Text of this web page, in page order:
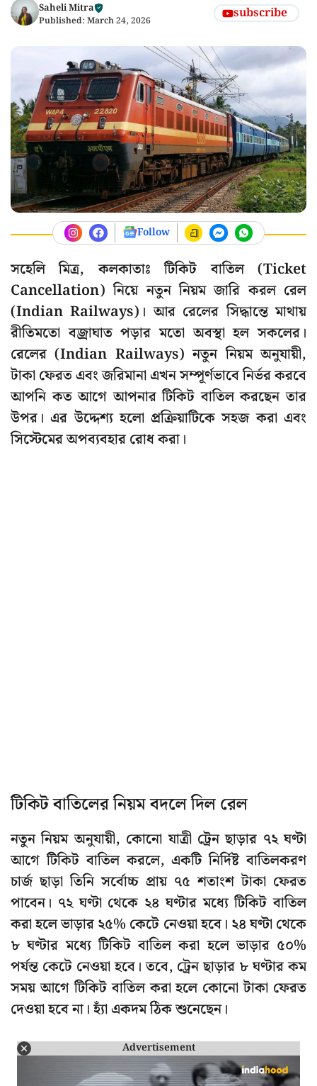
Saheli Mitra
Published: March 24, 2026 subscribe
Follow
সহেলি মিত্র, কলকাতাঃ টিকিট বাতিল (Ticket
Cancellation) নিয়ে নতুন নিয়ম জারি করল রেল
(Indian Railways)। আর রেলের সিদ্ধান্তে মাথায়
রীতিমতো বজ্রাঘাত পড়ার মতো অবস্থা হল সকলের।
রেলের (Indian Railways) নতুন নিয়ম অনুযায়ী,
টাকা ফেরত এবং জরিমানা এখন সম্পূর্ণভাবে নির্ভর করবে
আপনি কত আগে আপনার টিকিট বাতিল করছেন তার
উপর। এর উদ্দেশ্য হলো প্রক্রিয়াটিকে সহজ করা এবং
সিস্টেমের অপব্যবহার রোধ করা।
টিকিট বাতিলের নিয়ম বদলে দিল রেল
নতুন নিয়ম অনুযায়ী, কোনো যাত্রী ট্রেন ছাড়ার ৭২ ঘণ্টা
আগে টিকিট বাতিল করলে, একটি নির্দিষ্ট বাতিলকরণ
চার্জ ছাড়া তিনি সর্বোচ্চ প্রায় ৭৫ শতাংশ টাকা ফেরত
পাবেন। ৭২ ঘণ্টা থেকে ২৪ ঘণ্টার মধ্যে টিকিট বাতিল
করা হলে ভাড়ার ২৫% কেটে নেওয়া হবে। ২৪ ঘণ্টা থেকে
৮ ঘণ্টার মধ্যে টিকিট বাতিল করা হলে ভাড়ার ৫০%
পর্যন্ত কেটে নেওয়া হবে। তবে, ট্রেন ছাড়ার ৮ ঘণ্টার কম
সময় আগে টিকিট বাতিল করা হলে কোনো টাকা ফেরত
দেওয়া হবে না। হ্যাঁ একদম ঠিক শুনেছেন।
Advertisement